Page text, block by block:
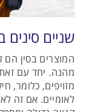
שניים
המוצרים בסין הם
מהנה. יחד עם
מזויפים, כלומר,
לאומיים. אם זה